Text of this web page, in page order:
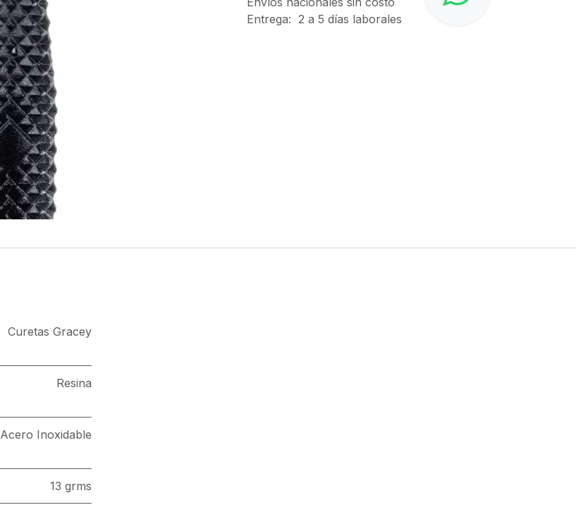
Entrega: 2 a 5 días laborales
Curetas Gracey
Resina
Acero Inoxidable
13 grms